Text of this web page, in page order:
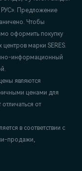
Предложение
Чтобы
оформить покупку
марки SERES.
информационный
являются
ценами для
от
в соответствии с
продажи,